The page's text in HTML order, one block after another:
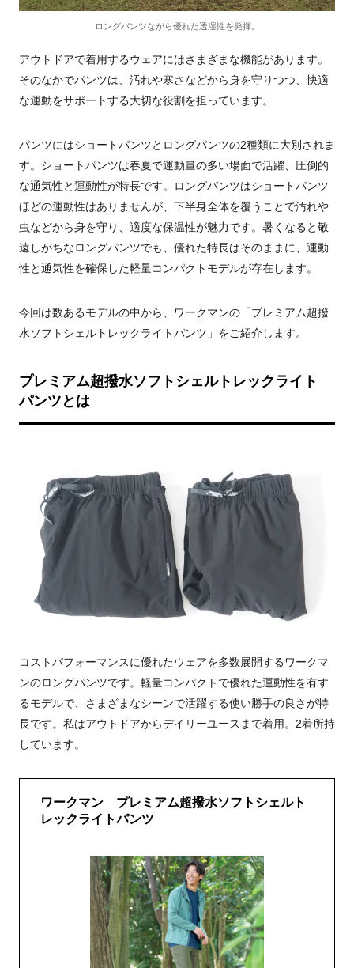
ロングパンツながら優れた透湿性を発揮。
アウトドアで着用するウェアにはさまざまな機能があります。
そのなかでパンツは、汚れや寒さなどから身を守りつつ、快適
な運動をサポートする大切な役割を担っています。
パンツにはショートパンツとロングパンツの2種類に大別されま
す。ショートパンツは春夏で運動量の多い場面で活躍、圧倒的
な通気性と運動性が特長です。ロングパンツはショートパンツ
ほどの運動性はありませんが、下半身全体を覆うことで汚れや
虫などから身を守り、適度な保温性が魅力です。暑くなると敬
遠しがちなロングパンツでも、優れた特長はそのままに、運動
性と通気性を確保した軽量コンパクトモデルが存在します。
今回は数あるモデルの中から、ワークマンの「プレミアム超撥
水ソフトシェルトレックライトパンツ」をご紹介します。
プレミアム超撥水ソフトシェルトレックライト
パンツとは
コストパフォーマンスに優れたウェアを多数展開するワークマ
ンのロングパンツです。軽量コンパクトで優れた運動性を有す
るモデルで、さまざまなシーンで活躍する使い勝手の良さが特
長です。私はアウトドアからデイリーユースまで着用。2着所持
しています。
ワークマン プレミアム超撥水ソフトシェルト
レックライトパンツ